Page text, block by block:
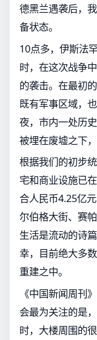
德黑兰遇袭后，
备状态。
10点多，伊斯法
时，在这次战争
的袭击。在最初
既有军事区域，
夜，市内一处历
被埋在废墟之下
根据我们的初步
宅和商业设施已
合人民币4.25亿
尔伯格大街、赛
生活是流动的诗
幸，目前绝大多
重建之中。
《中国新闻周刊
会最为关注的是
时，大楼周围的